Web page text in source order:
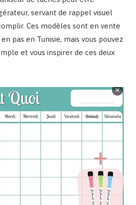
servant de rappel visuel
Ces modèles sont en vente
pas en Tunisie, mais vous pouvez
et vous inspirer de ces deux